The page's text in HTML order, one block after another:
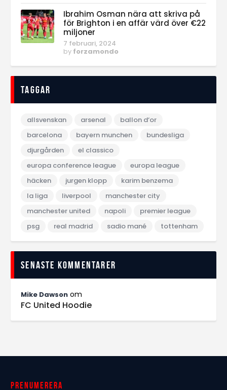
Ibrahim Osman nära att skriva på
för Brighton i en affär värd över €22
miljoner
7 februari, 2024
by forzamondo
Taggar
allsvenskan arsenal
ballon d‘or
barcelona
bayern munchen
bundesliga
djurgården
el classico
europa conference league
europa league
häcken
jurgen klopp
karim benzema
la liga
liverpool
manchester city
manchester united
napoli
premier league
psg
real madrid sadio mané tottenham
Senaste kommentarer
Mike Dawson om
FC United Hoodie
Prenumerera